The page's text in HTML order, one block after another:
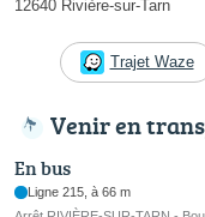
12640 Rivière-sur-Tarn
Trajet Waze
Venir en
En bus
Ligne 215, à 66 m